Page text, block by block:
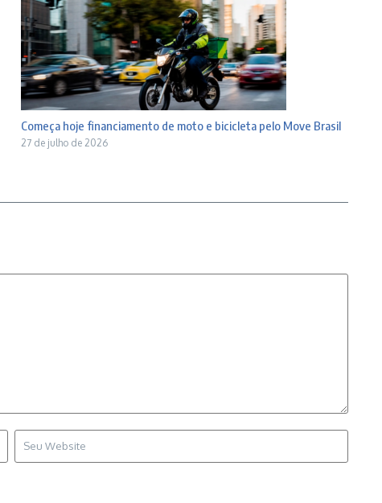
Começa hoje financiamento de moto e bicicleta pelo Move Brasil
27 de julho de 2026